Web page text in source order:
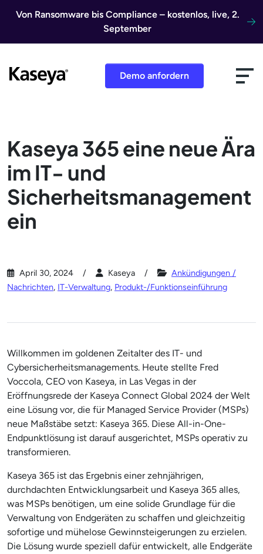
Von Ransomware bis Compliance – kostenlos, live, 2.
September
Demo anfordern
Kaseya 365 eine neue Ära
im IT- und
Sicherheitsmanagement
ein
April 30, 2024 Kaseya
Ankündigungen /
Nachrichten, IT-Verwaltung, Produkt-/Funktionseinführung
Willkommen im goldenen Zeitalter des IT- und
Cybersicherheitsmanagements. Heute stellte Fred
Voccola, CEO von Kaseya, in Las Vegas in der
Eröffnungsrede der Kaseya Connect Global 2024 der Welt
eine Lösung vor, die für Managed Service Provider (MSPs)
neue Maßstäbe setzt: Kaseya 365. Diese All-in-One-
Endpunktlösung ist darauf ausgerichtet, MSPs operativ zu
transformieren.
Kaseya 365 ist das Ergebnis einer zehnjährigen,
durchdachten Entwicklungsarbeit und Kaseya 365 alles,
was MSPs benötigen, um eine solide Grundlage für die
Verwaltung von Endgeräten zu schaffen und gleichzeitig
sofortige und mühelose Gewinnsteigerungen zu erzielen.
Die Lösung wurde speziell dafür entwickelt, alle Endgeräte